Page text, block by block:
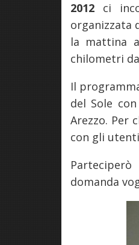
2012 ci
organizzata
la mattina
chilometri
Il
del Sole
Arezzo. Per
con gli
domanda